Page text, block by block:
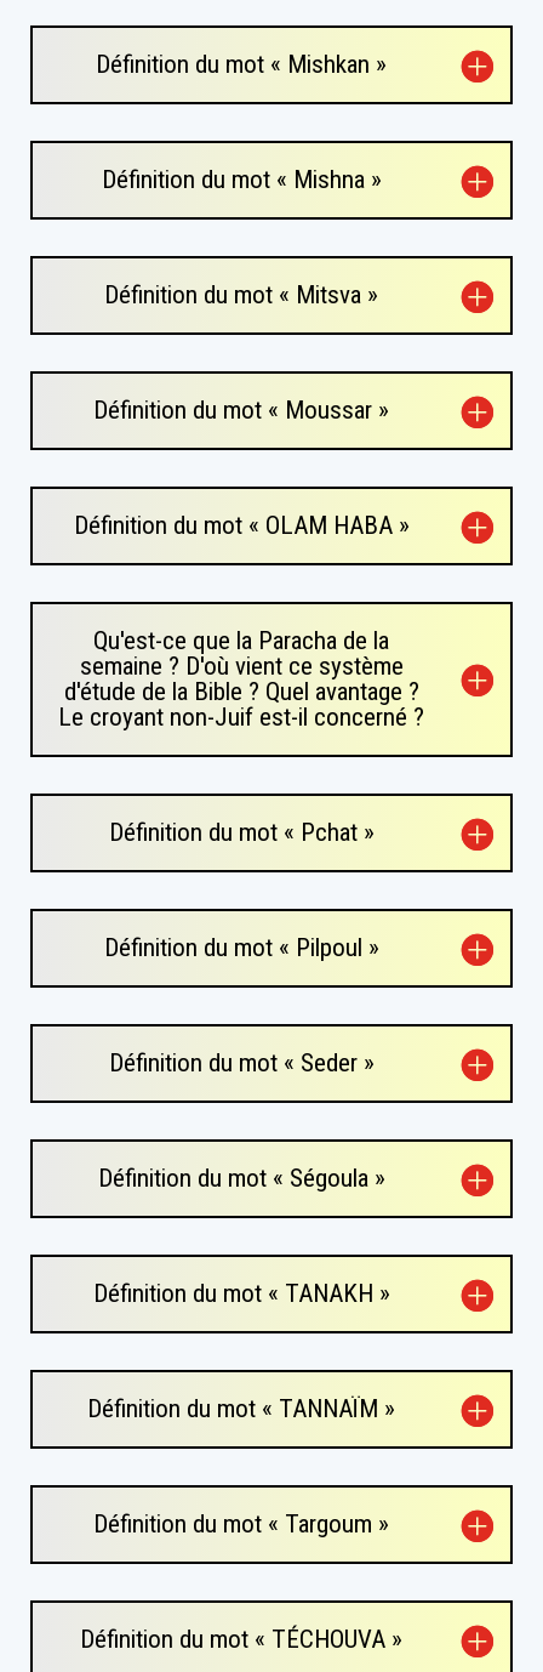
Définition du mot « Mishkan »
Définition du mot « Mishna »
Définition du mot « Mitsva »
Définition du mot « Moussar »
Définition du mot « OLAM HABA »
Qu'est-ce que la Paracha de la
semaine ? D'où vient ce système
d'étude de la Bible ? Quel avantage ?
Le croyant non-Juif est-il concerné ?
Définition du mot « Pchat »
Définition du mot « Pilpoul »
Définition du mot « Seder »
Définition du mot « Ségoula »
Définition du mot « TANAKH »
Définition du mot « TANNAÏM »
Définition du mot « Targoum »
Définition du mot « TÉCHOUVA »